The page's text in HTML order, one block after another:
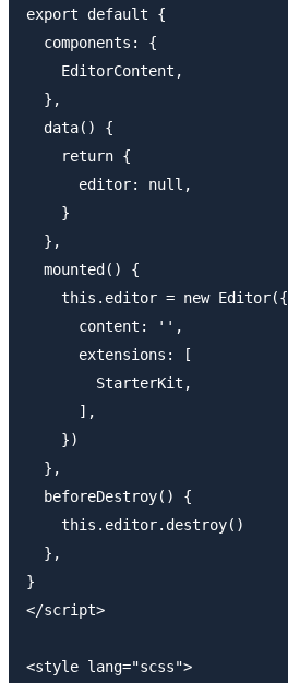
export default {
  components: {
    EditorContent,
  },
  data() {
    return {
      editor: null,
    }
  },
  mounted() {
    this.editor = new Editor({
      content: '',
      extensions: [
        StarterKit,
      ],
    })
  },
  beforeDestroy() {
    this.editor.destroy()
  },
}
</script>
<style lang="scss">